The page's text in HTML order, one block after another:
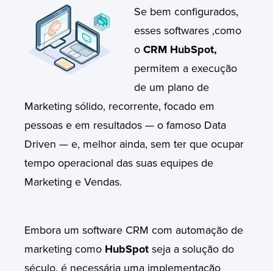
Se bem configurados,
esses softwares ,como
o CRM HubSpot,
permitem a execução
de um plano de
Marketing sólido, recorrente, focado em
pessoas e em resultados — o famoso Data
Driven — e, melhor ainda, sem ter que ocupar
tempo operacional das suas equipes de
Marketing e Vendas.
Embora um software CRM com automação de
marketing como HubSpot seja a solução do
século, é necessária uma implementação